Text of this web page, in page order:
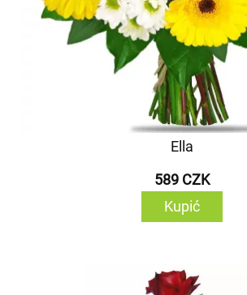
Ella
589 CZK
Kupić